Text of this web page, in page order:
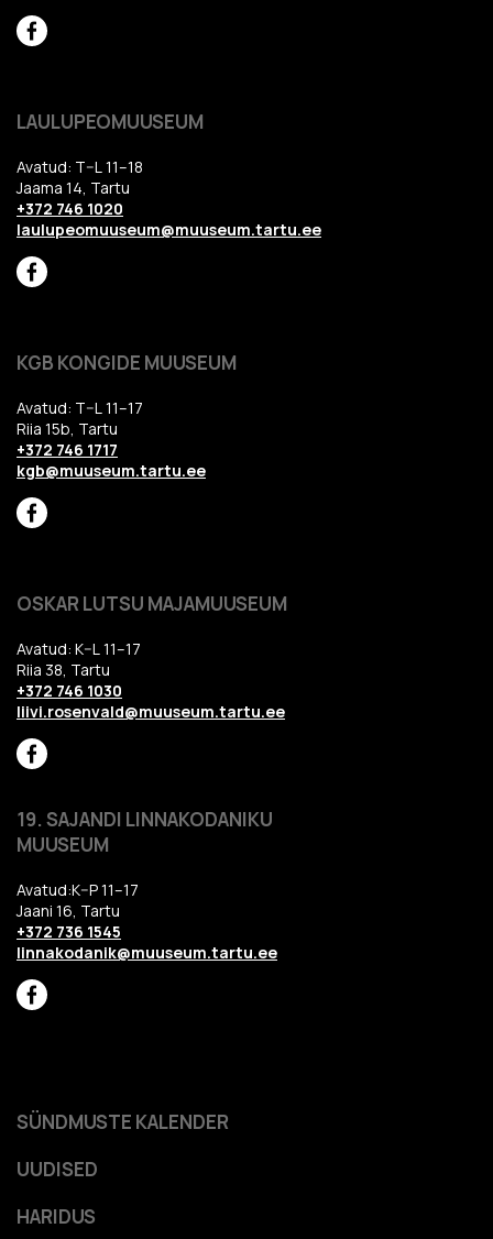
LAULUPEOMUUSEUM
Avatud: T–L 11–18
Jaama 14, Tartu
+372 746 1020
laulupeomuuseum@muuseum.tartu.ee
KGB KONGIDE MUUSEUM
Avatud: T–L 11–17
Riia 15b, Tartu
+372 746 1717
kgb@muuseum.tartu.ee
OSKAR LUTSU MAJAMUUSEUM
Avatud: K–L 11–17
Riia 38, Tartu
+372 746 1030
liivi.rosenvald@muuseum.tartu.ee
19. SAJANDI LINNAKODANIKU
MUUSEUM
Avatud:K–P 11–17
Jaani 16, Tartu
+372 736 1545
linnakodanik@muuseum.tartu.ee
HARIDUS
SÜNDMUSTE KALENDER
UUDISED